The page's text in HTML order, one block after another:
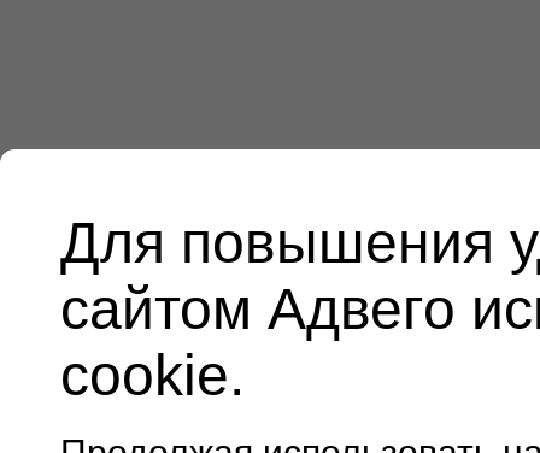
Для повышения
сайтом Адвего
cookie.